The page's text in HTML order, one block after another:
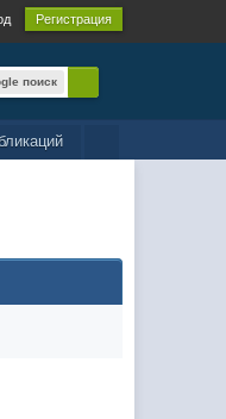
Регистрация
поиск